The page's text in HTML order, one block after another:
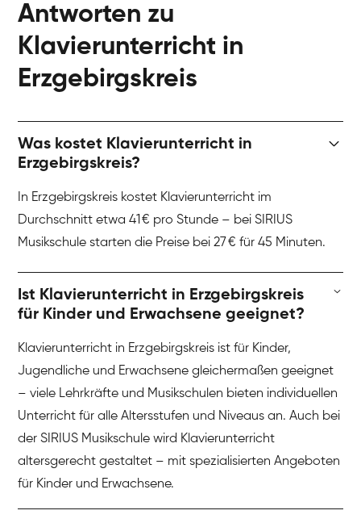
Antworten zu
Klavierunterricht in
Erzgebirgskreis
Was kostet Klavierunterricht in
Erzgebirgskreis?
In Erzgebirgskreis kostet Klavierunterricht im
Durchschnitt etwa 41 € pro Stunde – bei SIRIUS
Musikschule starten die Preise bei 27 € für 45 Minuten.
Ist Klavierunterricht in Erzgebirgskreis
für Kinder und Erwachsene geeignet?
Klavierunterricht in Erzgebirgskreis ist für Kinder,
Jugendliche und Erwachsene gleichermaßen geeignet
– viele Lehrkräfte und Musikschulen bieten individuellen
Unterricht für alle Altersstufen und Niveaus an. Auch bei
der SIRIUS Musikschule wird Klavierunterricht
altersgerecht gestaltet – mit spezialisierten Angeboten
für Kinder und Erwachsene.